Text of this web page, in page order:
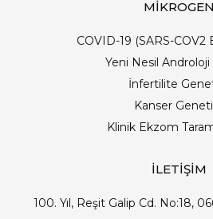
MİKROGEN
COVID-19 (SARS-COV2
Yeni Nesil Androloji
İnfertilite
Kanser
Klinik Ekzom
İLETİŞİM
100. Yıl, Reşit Galip Cd. No:18,